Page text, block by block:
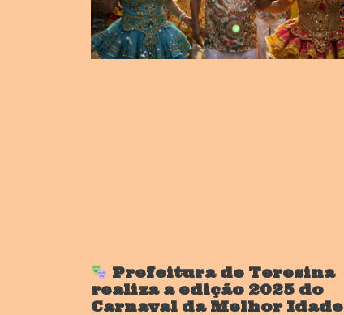
Prefeitura de Teresina
realiza a edição 2025 do
Carnaval da Melhor Idade